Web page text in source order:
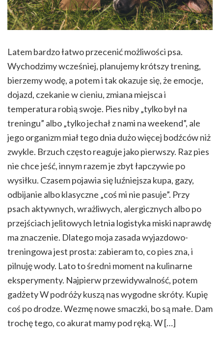
Latem bardzo łatwo przecenić możliwości psa.
Wychodzimy wcześniej, planujemy krótszy trening,
bierzemy wodę, a potem i tak okazuje się, że emocje,
dojazd, czekanie w cieniu, zmiana miejsca i
temperatura robią swoje. Pies niby „tylko był na
treningu” albo „tylko jechał z nami na weekend”, ale
jego organizm miał tego dnia dużo więcej bodźców niż
zwykle. Brzuch często reaguje jako pierwszy. Raz pies
nie chce jeść, innym razem je zbyt łapczywie po
wysiłku. Czasem pojawia się luźniejsza kupa, gazy,
odbijanie albo klasyczne „coś mi nie pasuje”. Przy
psach aktywnych, wrażliwych, alergicznych albo po
przejściach jelitowych letnia logistyka miski naprawdę
ma znaczenie. Dlatego moja zasada wyjazdowo-
treningowa jest prosta: zabieram to, co pies zna, i
pilnuję wody. Lato to średni moment na kulinarne
eksperymenty. Najpierw przewidywalność, potem
gadżety W podróży kuszą nas wygodne skróty. Kupię
coś po drodze. Wezmę nowe smaczki, bo są małe. Dam
trochę tego, co akurat mamy pod ręką. W […]